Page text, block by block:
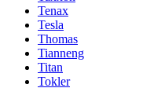
Tenax
Tesla
Thomas
Tianneng
Titan
Tokler